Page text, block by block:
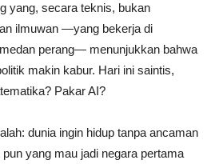
yang, secara teknis, bukan
ilmuwan —yang bekerja di
perang— menunjukkan bahwa
makin kabur. Hari ini saintis,
Pakar AI?
dunia ingin hidup tanpa ancaman
yang mau jadi negara pertama